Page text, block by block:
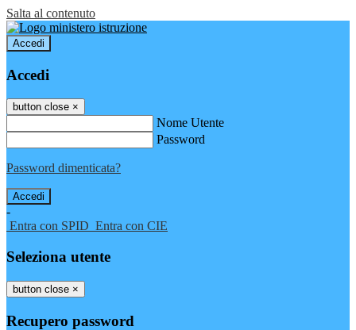
Salta al contenuto
Accedi
Accedi
button close ×
Nome Utente
Password
Password dimenticata?
-
Entra con SPID Entra con CIE
Seleziona utente
button close ×
Recupero password